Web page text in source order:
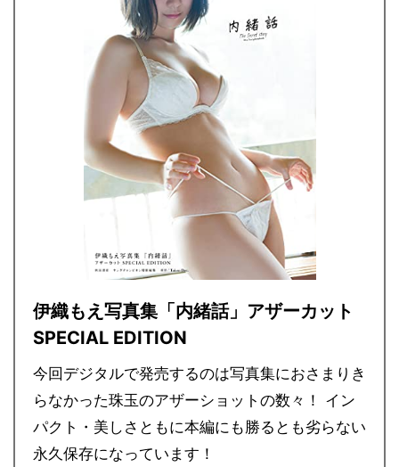
伊織もえ写真集「内緒話」アザーカット
SPECIAL EDITION
今回デジタルで発売するのは写真集におさまりき
らなかった珠玉のアザーショットの数々！ イン
パクト・美しさともに本編にも勝るとも劣らない
永久保存になっています！